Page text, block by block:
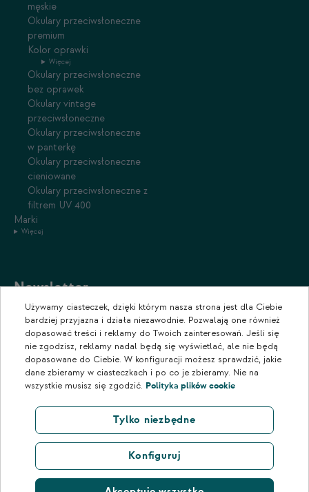
męskie
Okulary przeciwsłoneczne
premium
Kolor oprawki
Więcej
Okulary przeciwsłoneczne
bez oprawek
Okulary vintage
przeciwsłoneczne
Okulary przeciwsłoneczne
w panterkę
Okulary przeciwsłoneczne
cieniowane
Okulary przeciwsłoneczne z
filtrem UV 400
Marki
Więcej
Newsletter
Zapisz się do naszego newslettera, aby otrzymywać informacje o
promocjach i nowościach w naszym sklepie.
Używamy ciasteczek, dzięki którym nasza strona jest dla Ciebie
bardziej przyjazna i działa niezawodnie. Pozwalają one również
dopasować treści i reklamy do Twoich zainteresowań. Jeśli się
nie zgodzisz, reklamy nadal będą się wyświetlać, ale nie będą
dopasowane do Ciebie. W konfiguracji możesz sprawdzić, jakie
dane zbieramy w ciasteczkach i po co je zbieramy. Nie na
wszystkie musisz się zgodzić. Polityka plików cookie
Tylko niezbędne
Konfiguruj